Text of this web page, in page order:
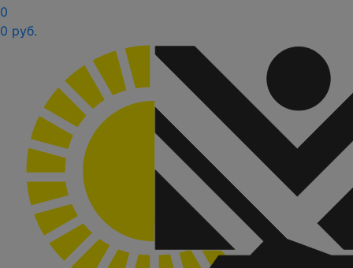
0
0 руб.